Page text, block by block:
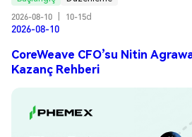
2026-08-10
10-15d
2026-08-10
CoreWeave CFO’su Nitin
Kazanç Rehberi